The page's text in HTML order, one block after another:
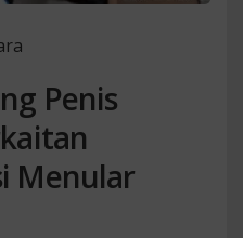
Penis
Menular